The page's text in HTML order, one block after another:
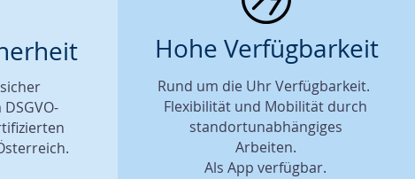
Hohe Verfügbarkeit
Rund um die Uhr Verfügbarkeit.
Flexibilität und Mobilität durch
standortunabhängiges
Arbeiten.
Als App verfügbar.